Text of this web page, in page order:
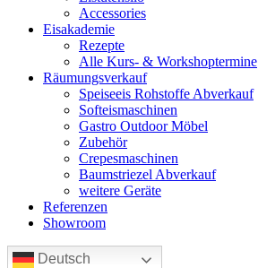
Accessories
Eisakademie
Rezepte
Alle Kurs- & Workshoptermine
Räumungsverkauf
Speiseeis Rohstoffe Abverkauf
Softeismaschinen
Gastro Outdoor Möbel
Zubehör
Crepesmaschinen
Baumstriezel Abverkauf
weitere Geräte
Referenzen
Showroom
Deutsch